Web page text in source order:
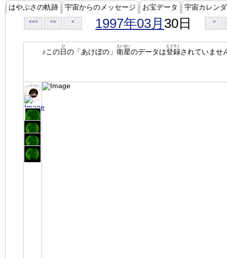
はやぶさの軌跡 宇宙からのメッセージ お宝データ 宇宙カレン
<<< << < 1997年03月 30日 >
♪この日
ひ
の「あけぼの」 衛星
えいせい
のデータは登録
とうろく
されていませ